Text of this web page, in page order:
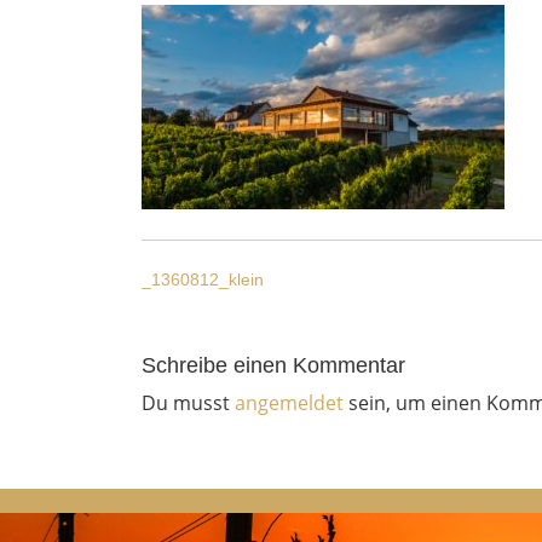
_1360812_klein
Schreibe einen Kommentar
Du musstangemeldetsein, um einen